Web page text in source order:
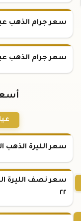
سعر جرام الذهب عيار
سعر جرام الذهب عيار
سعر الليرة الذهب
سعر نصف الليرة
٢٢